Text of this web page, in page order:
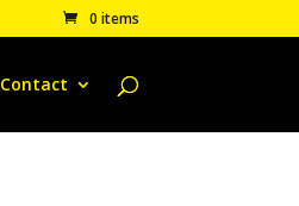
0 items
Contact